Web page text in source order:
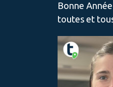
Bonne
toutes et